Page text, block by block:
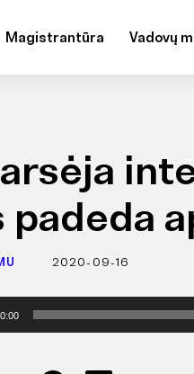
Magistrantūra Vadovų
padeda
2020-09-16